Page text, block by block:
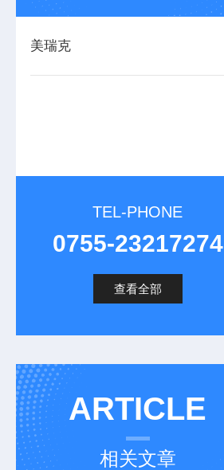
美瑞克
TEL-PHONE
0755-23217274
查看全部
ARTICLE
相关文章